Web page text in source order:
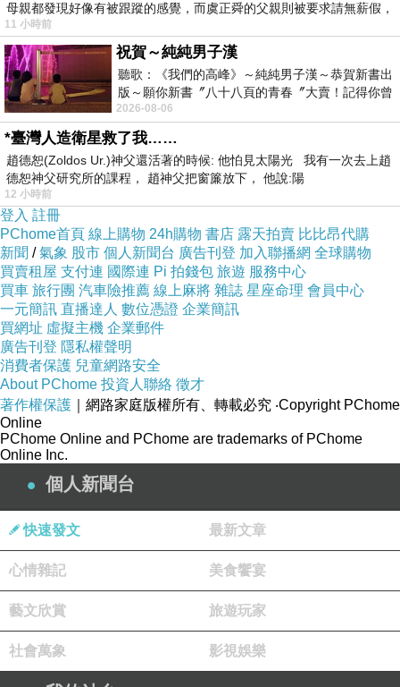
母親都發現好像有被跟蹤的感覺，而虞正舜的父親則被要求請無薪假，
11 小時前
祝賀～純純男子漢
聽歌：《我們的高峰》～純純男子漢～恭賀新書出
版～願你新書〞八十八頁的青春〞大賣！記得你曾
經在我的版留言…「好讚的圖^^感覺大家
2026-08-06
*臺灣人造衛星救了我……
趙德恕(Zoldos Ur.)神父還活著的時候: 他怕見太陽光 我有一次去上趙
德恕神父研究所的課程， 趙神父把窗簾放下， 他說:陽
12 小時前
登入 註冊
PChome首頁 線上購物 24h購物 書店 露天拍賣 比比昂代購
新聞 /氣象 股市 個人新聞台 廣告刊登 加入聯播網 全球購物
買賣租屋 支付連 國際連 Pi 拍錢包 旅遊 服務中心
買車 旅行團 汽車險推薦 線上麻將 雜誌 星座命理 會員中心
一元簡訊 直播達人 數位憑證 企業簡訊
買網址 虛擬主機 企業郵件
廣告刊登 隱私權聲明
消費者保護 兒童網路安全
About PChome 投資人聯絡 徵才
著作權保護 ｜網路家庭版權所有、轉載必究 ‧Copyright PChome
Online
PChome Online and PChome are trademarks of PChome
Online Inc.
個人新聞台
快速發文 最新文章
心情雜記 美食饗宴
藝文欣賞 旅遊玩家
社會萬象 影視娛樂